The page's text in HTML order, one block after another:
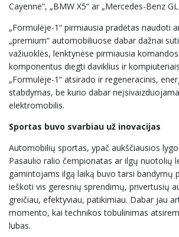
Cayenne“, „BMW X5“ ar „Mercedes-Benz
„Formulėje-1“ pirmiausia pradėtas naudoti
„premium“ automobiliuose dabar dažnai
važiuoklės, lenktynėse pirmiausia
komponentus diegti daviklius ir
„Formulėje-1“ atsirado ir regeneracinis,
stabdymas, be kurio dabar
elektromobilis.
Sportas buvo svarbiau už inovacijas
Automobilių sportas, ypač aukščiausios
Pasaulio ralio čempionatas ar ilgų nuotolių
gamintojams ilgą laiką buvo tarsi bandymų
ieškoti vis geresnių sprendimų, privertusių
greičiau, efektyviau, patikimiau. Dabar jau
momento, kai technikos tobulinimas
lubas.